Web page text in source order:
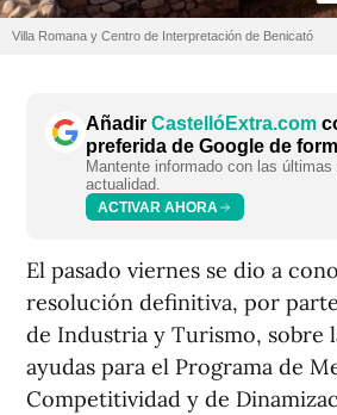
Villa Romana y Centro de Interpretación de Benicató
Añadir CastellóExtra.com
preferida de Google de
Mantente informado con las
actualidad.
ACTIVAR AHORA
El pasado viernes se dio a
resolución definitiva, por
de Industria y Turismo, sobre
ayudas para el Programa de
Competitividad y de